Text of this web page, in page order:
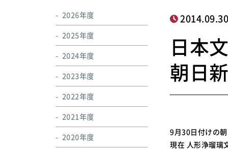
2014.09.30
日本
朝日
9月30日付けの
現在 人形浄瑠璃
2026年度
2025年度
2024年度
2023年度
2022年度
2021年度
2020年度